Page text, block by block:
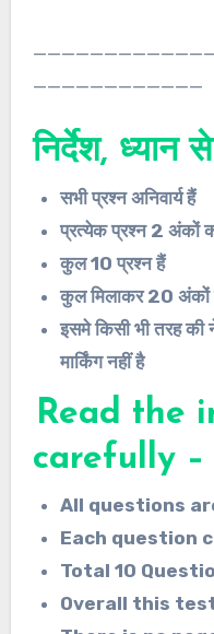
निर्देश, ध्यान
सभी प्रश्न अनिवार्य हैं
प्रत्येक प्रश्न 2 अंकों
कुल 10 प्रश्न हैं
कुल मिलाकर 20 अंकों
इसमे किसी भी तरह की
मार्किंग नहीं है
Read the
carefully –
All questions
Each question
Total 10
Overall this